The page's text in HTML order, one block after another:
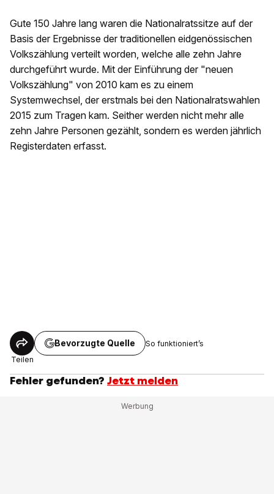
Gute 150 Jahre lang waren die Nationalratssitze auf der
Basis der Ergebnisse der traditionellen eidgenössischen
Volkszählung verteilt worden, welche alle zehn Jahre
durchgeführt wurde. Mit der Einführung der "neuen
Volkszählung" von 2010 kam es zu einem
Systemwechsel, der erstmals bei den Nationalratswahlen
2015 zum Tragen kam. Seither werden nicht mehr alle
zehn Jahre Personen gezählt, sondern es werden jährlich
Registerdaten erfasst.
Teilen
Bevorzugte Quelle So funktioniert’s
Fehler gefunden? Jetzt melden